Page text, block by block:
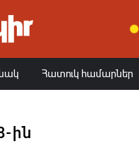
Հատուկ համարներ
ին